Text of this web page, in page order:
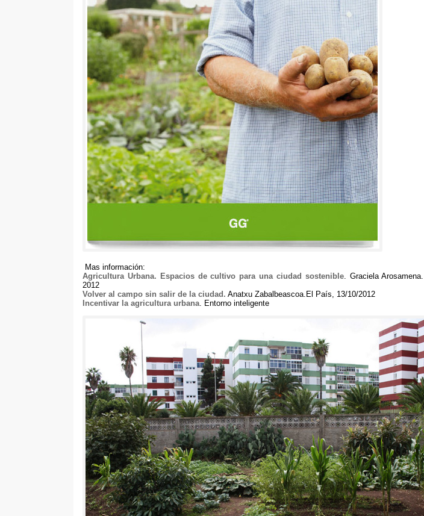
Mas información:
Agricultura Urbana. Espacios de cultivo para una ciudad sostenible. Graciela Arosamena
2012
Volver al campo sin salir de la ciudad . Anatxu Zabalbeascoa.El País , 13/10/2012
Incentivar la agricultura urbana
Entorno inteligente